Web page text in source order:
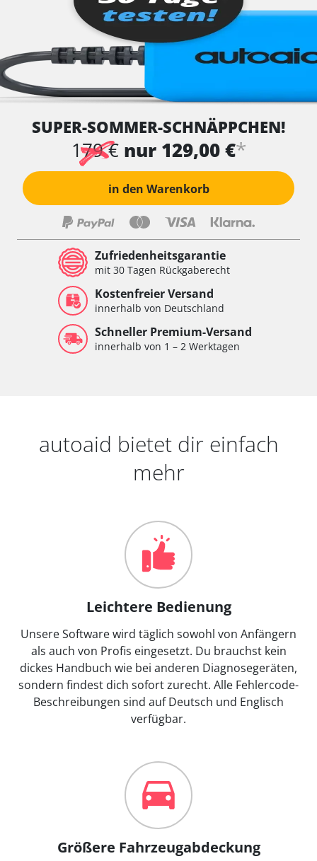
SUPER-SOMMER-SCHNÄPPCHEN!
179 € nur 129,00 €*
in den Warenkorb
Zufriedenheitsgarantie
mit 30 Tagen Rückgaberecht
Kostenfreier Versand
innerhalb von Deutschland
Schneller Premium-Versand
innerhalb von 1 – 2 Werktagen
autoaid bietet dir einfach
mehr
Leichtere Bedienung
Unsere Software wird täglich sowohl von Anfängern
als auch von Profis eingesetzt. Du brauchst kein
dickes Handbuch wie bei anderen Diagnosegeräten,
sondern findest dich sofort zurecht. Alle Fehlercode-
Beschreibungen sind auf Deutsch und Englisch
verfügbar.
Größere Fahrzeugabdeckung